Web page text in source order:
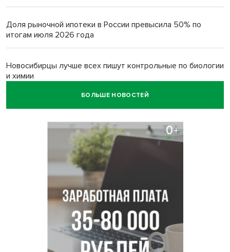
Доля рыночной ипотеки в России превысила 50% по
итогам июля 2026 года
Новосибирцы лучше всех пишут контрольные по биологии
и химии
БОЛЬШЕ НОВОСТЕЙ